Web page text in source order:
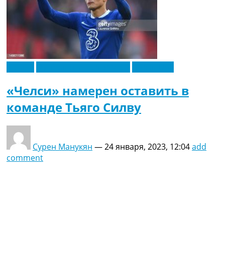
«Челси» намерен оставить в
команде Тьяго Силву
Сурен Манукян —24 января, 2023, 12:04add
comment